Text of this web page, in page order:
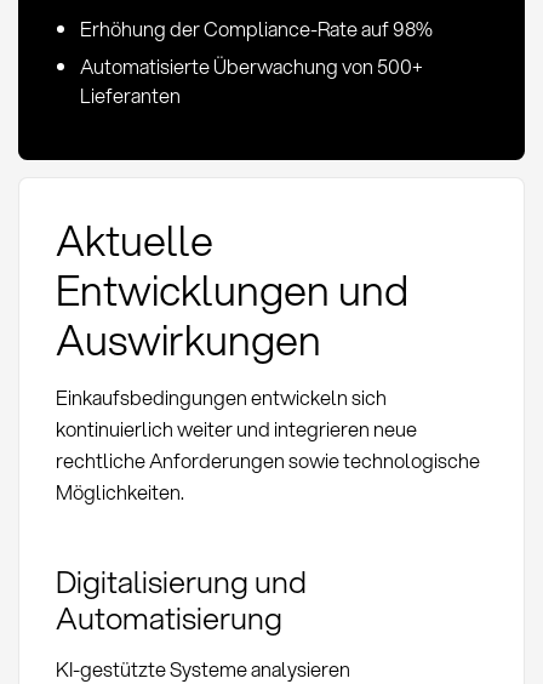
Erhöhung der Compliance-Rate auf 98%
Automatisierte Überwachung von 500+
Lieferanten
Aktuelle
Entwicklungen und
Auswirkungen
Einkaufsbedingungen entwickeln sich
kontinuierlich weiter und integrieren neue
rechtliche Anforderungen sowie technologische
Möglichkeiten.
Digitalisierung und
Automatisierung
KI-gestützte Systeme analysieren